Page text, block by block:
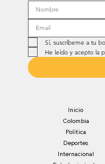
Sí, suscríbeme a tu
He leído y acepto la
Inicio
Colombia
Política
Deportes
Internacional